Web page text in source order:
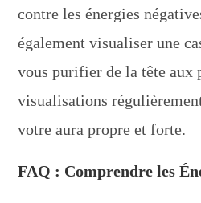
contre les énergies
également visualiser une
vous purifier de la tête aux
visualisations
votre aura propre et forte.
FAQ : Comprendre les